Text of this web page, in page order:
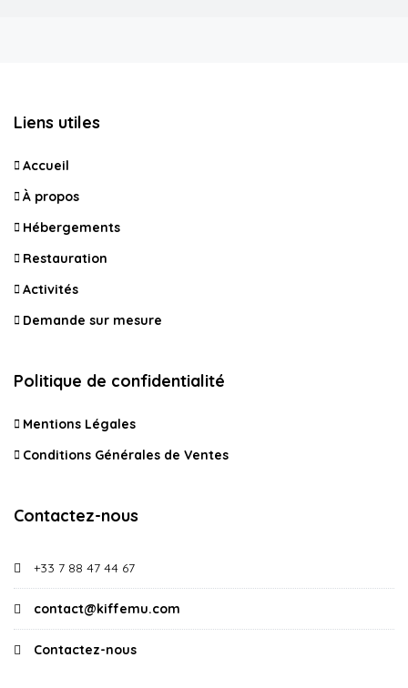
Liens utiles
Accueil
À propos
Hébergements
Restauration
Activités
Demande sur mesure
Politique de confidentialité
Mentions Légales
Conditions Générales de Ventes
Contactez-nous
+33 7 88 47 44 67
contact@kiffemu.com
Contactez-nous